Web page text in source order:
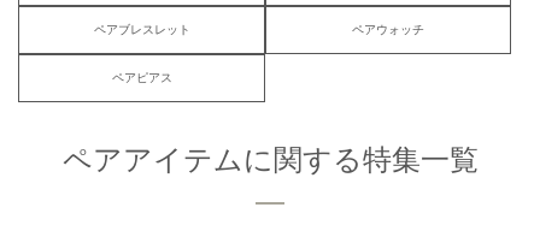
ペアブレスレット ペアウォッチ
ペアピアス
ペアアイテムに関する特集一覧